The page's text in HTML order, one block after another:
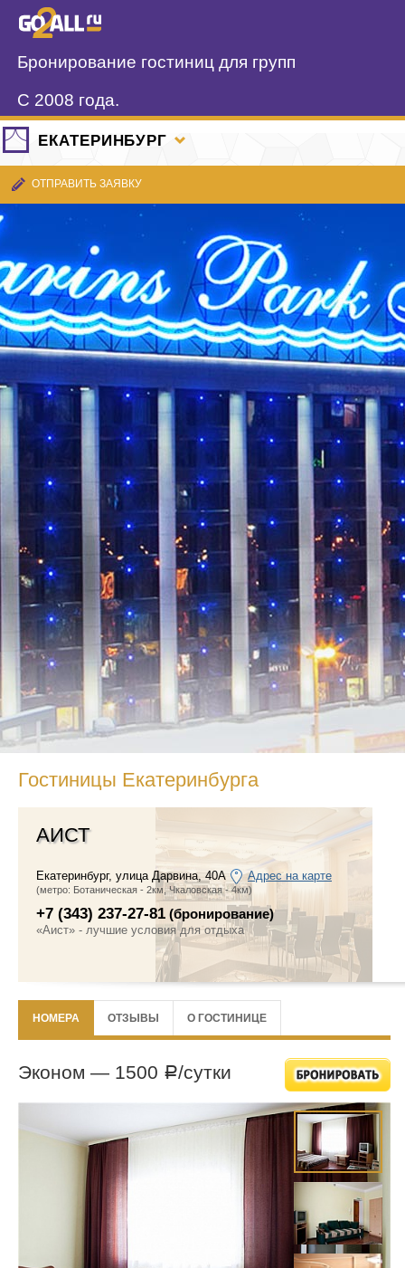
Бронирование гостиниц для групп
С 2008 года.
ЕКАТЕРИНБУРГ
ОТПРАВИТЬ ЗАЯВКУ
Гостиницы Екатеринбурга
АИСТ
Екатеринбург, улица Дарвина, 40А Адрес на карте
(метро: Ботаническая - 2км, Чкаловская - 4км)
+7 (343) 237-27-81 (бронирование)
«Аист» - лучшие условия для отдыха
НОМЕРА ОТЗЫВЫ О ГОСТИНИЦЕ
Эконом — 1500 Р/сутки